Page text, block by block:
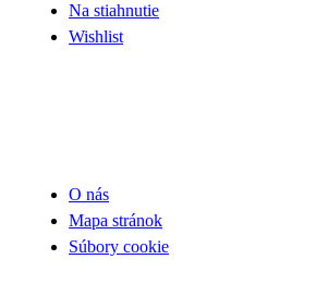
Na stiahnutie
Wishlist
O nás
Mapa stránok
Súbory cookie